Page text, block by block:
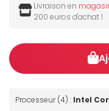
Livraison en
200 euros d'achat !
Processeur (4) : Intel